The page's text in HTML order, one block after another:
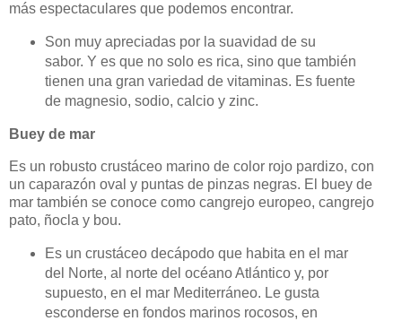
más espectaculares que podemos encontrar.
Son muy apreciadas por la suavidad de su
sabor. Y es que no solo es rica, sino que también
tienen una gran variedad de vitaminas. Es fuente
de magnesio, sodio, calcio y zinc.
Buey de mar
Es un robusto crustáceo marino de color rojo pardizo, con
un caparazón oval y puntas de pinzas negras. El buey de
mar también se conoce como cangrejo europeo, cangrejo
pato, ñocla y bou.
Es un crustáceo decápodo que habita en el mar
del Norte, al norte del océano Atlántico y, por
supuesto, en el mar Mediterráneo. Le gusta
esconderse en fondos marinos rocosos, en